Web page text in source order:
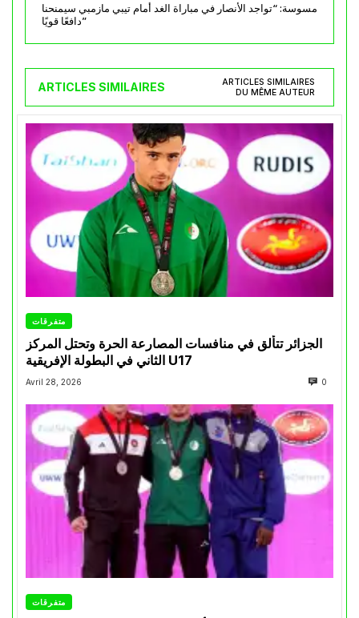
مسوسة: “تواجد الأنصار في مباراة الغد أمام تيبي مازمبي سيمنحنا
دافعًا قويًا”
ARTICLES SIMILAIRES
ARTICLES SIMILAIRES
DU MÊME AUTEUR
متفرقات
الجزائر تتألق في منافسات المصارعة الحرة وتحتل المركز
الثاني في البطولة الإفريقية U17
Avril 28, 2026 0
متفرقات